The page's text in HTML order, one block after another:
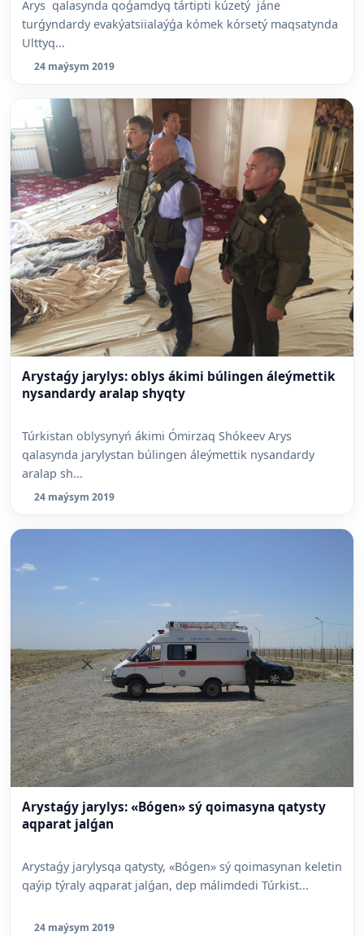
Arys qalasynda qoǵamdyq tártipti kúzetý jáne
turǵyndardy evakýatsiialaýǵa kómek kórsetý maqsatynda
Ulttyq...
24 maýsym 2019
Arystaǵy jarylys: oblys ákimi búlingen áleýmettik
nysandardy aralap shyqty
Túrkistan oblysynyń ákimi Ómirzaq Shókeev Arys
qalasynda jarylystan búlingen áleýmettik nysandardy
aralap sh...
24 maýsym 2019
Arystaǵy jarylys: «Bógen» sý qoimasyna qatysty
aqparat jalǵan
Arystaǵy jarylysqa qatysty, «Bógen» sý qoimasynan keletin
qaýip týraly aqparat jalǵan, dep málimdedi Túrkist...
24 maýsym 2019